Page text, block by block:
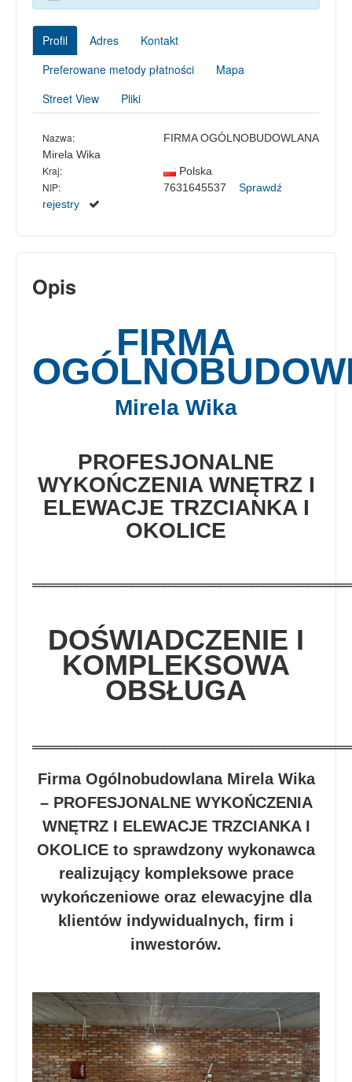
Profil Adres
Kontakt
Preferowane metody płatności
Mapa
Street View
Pliki
Nazwa:
FIRMA OGÓLNOBUDOWLANA
Mirela Wika
Kraj: Polska
NIP: 7631645537 Sprawdź
rejestry
Opis
FIRMA
Mirela Wika
PROFESJONALNE
WYKOŃCZENIA WNĘTRZ I
ELEWACJE TRZCIANKA I
OKOLICE
DOŚWIADCZENIE I
KOMPLEKSOWA
OBSŁUGA
Firma Ogólnobudowlana Mirela Wika
– PROFESJONALNE WYKOŃCZENIA
WNĘTRZ I ELEWACJE TRZCIANKA I
OKOLICE to sprawdzony wykonawca
realizujący kompleksowe prace
wykończeniowe oraz elewacyjne dla
klientów indywidualnych, firm i
inwestorów.